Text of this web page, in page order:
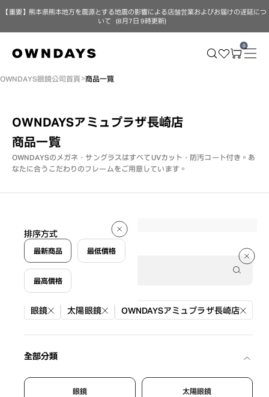
【重要】熊本県熊本地方を震源とする地震の影響による店舗営業およびお届けの遅延につ
いて（8月7日 9時更新）
0
OWNDAYS眼鏡公司首頁 商品一覽
OWNDAYSアミュプラザ長崎店
商品一覧
OWNDAYSのメガネ・サングラスはすべてUVカット・防汚コート付き。 あ
なたに合うこだわりのフレームをご用意しています。
297 件
篩選條件
眼鏡 太陽眼鏡 OWNDAYSアミュプラザ長崎店
全部分類
眼鏡 太陽眼鏡
排序方式
最新商品 最低價格
最高價格